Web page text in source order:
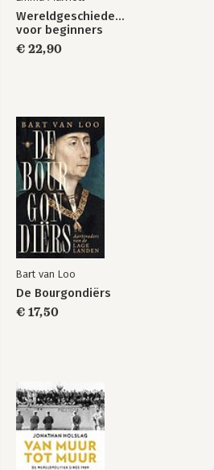
Wereldgeschiedenis
voor beginners
€ 22,90
Bart van Loo
De Bourgondiërs
€ 17,50